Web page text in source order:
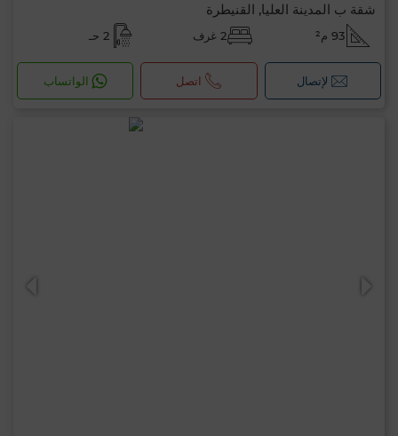
شقة ب المدينة العليا, القنيطرة
93 م² 2 غرف 2 حـ
لإتصال اتصل الواتساب